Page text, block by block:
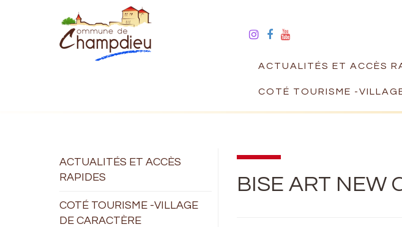
ACTUALITÉS ET ACCÈS
COTÉ TOURISME -
ACTUALITÉS ET ACCÈS
RAPIDES
COTÉ TOURISME -VILLAGE
DE CARACTÈRE
BISE ART NEW